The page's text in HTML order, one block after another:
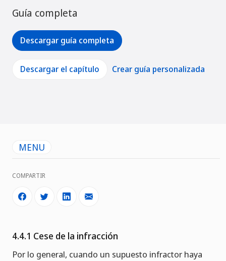
Guía completa
Descargar guía completa
Descargar el capítulo Crear guía personalizada
MENU
COMPARTIR
4.4.1 Cese de la infracción
Por lo general, cuando un supuesto infractor haya